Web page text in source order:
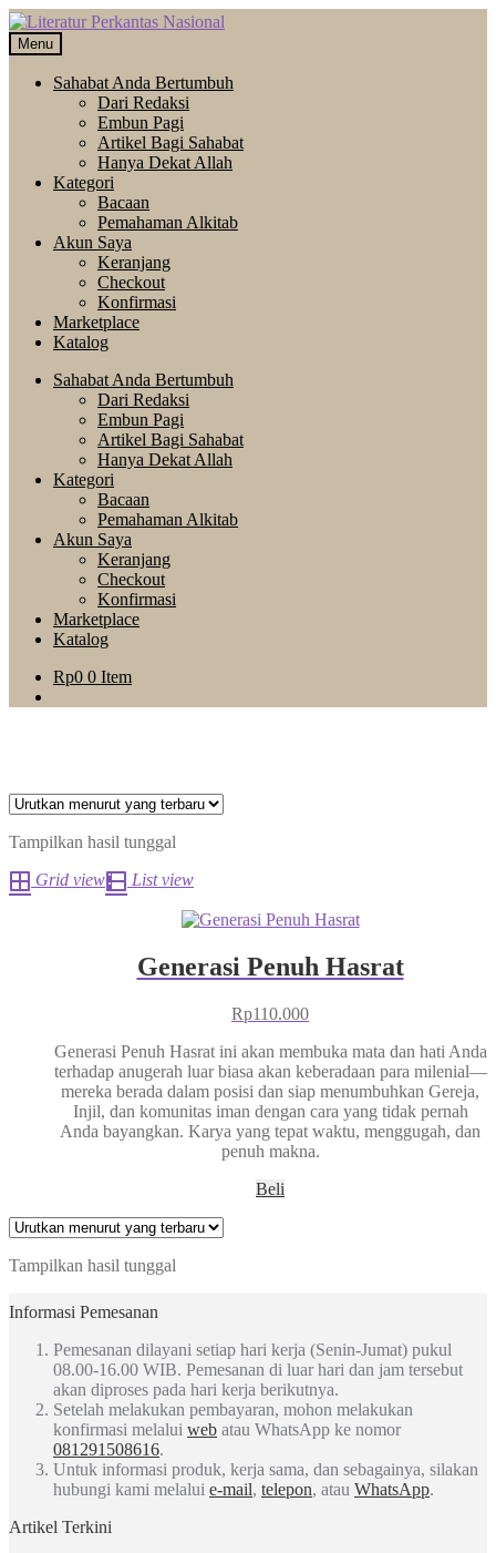
Skip
to
navigation
Langsung
ke
isi
Menu
Sahabat Anda Bertumbuh
Dari Redaksi
Embun Pagi
Artikel Bagi Sahabat
Hanya Dekat Allah
Kategori
Bacaan
Pemahaman Alkitab
Akun Saya
Keranjang
Checkout
Konfirmasi
Marketplace
Katalog
Sahabat Anda Bertumbuh
Dari Redaksi
Embun Pagi
Artikel Bagi Sahabat
Hanya Dekat Allah
Kategori
Bacaan
Pemahaman Alkitab
Akun Saya
Keranjang
Checkout
Konfirmasi
Marketplace
Katalog
Rp0 0 Item
Tampilkan hasil tunggal
Grid view
List view
Generasi Penuh Hasrat
Rp110.000
Generasi Penuh Hasrat ini akan membuka mata dan hati Anda
terhadap anugerah luar biasa akan keberadaan para milenial—
mereka berada dalam posisi dan siap menumbuhkan Gereja,
Injil, dan komunitas iman dengan cara yang tidak pernah
Anda bayangkan. Karya yang tepat waktu, menggugah, dan
penuh makna.
Beli
Tampilkan hasil tunggal
Informasi Pemesanan
Pemesanan dilayani setiap hari kerja (Senin-Jumat) pukul
08.00-16.00 WIB. Pemesanan di luar hari dan jam tersebut
akan diproses pada hari kerja berikutnya.
Setelah melakukan pembayaran, mohon melakukan
konfirmasi melalui web atau WhatsApp ke nomor
081291508616.
Untuk informasi produk, kerja sama, dan sebagainya, silakan
hubungi kami melalui e-mail, telepon, atau WhatsApp.
Artikel Terkini